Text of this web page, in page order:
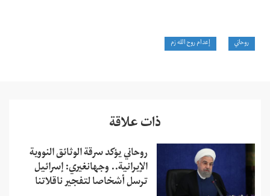
روحاني إعدام روح الله زم
ذات علاقة
روحاني يؤكد سرقة الوثائق النووية
الإيرانية.. وجهانغيري: إسرائيل
ترسل أشخاصا لتفجير ناقلاتنا